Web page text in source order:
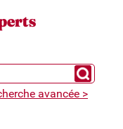
Chercher
avancée >